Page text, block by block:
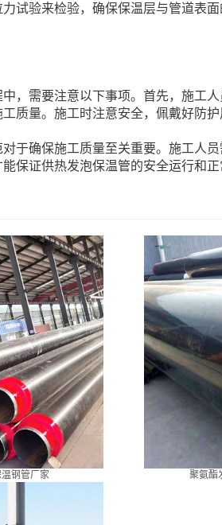
试验来检验，确保保温层与管道表
，需要注意以下事项。首先，施工
质量。施工时注意安全，佩戴好防护
于确保施工质量至关重要。施工人
保证供热发泡保温管的安全运行和正
钢管厂家 聚氨酯